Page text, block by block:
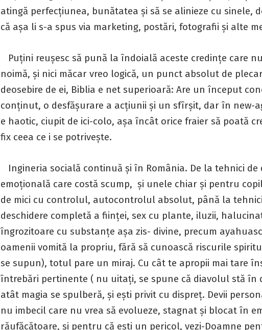
atingă perfecțiunea, bunătatea și să se alinieze cu sinele,
că așa li s-a spus via marketing, postări, fotografii și alte
Puțini reușesc să pună la îndoială aceste credințe care
noimă, și nici măcar vreo logică, un punct absolut de
deosebire de ei, Biblia e net superioară: Are un început
conținut, o desfășurare a acțiunii și un sfîrșit, dar în new-
e haotic, ciupit de ici-colo, așa încât orice fraier să poată
fix ceea ce i se potrivește.
Ingineria socială continuă și în România. De la tehnici de
emoțională care costă scump, și unele chiar și pentru
de mici cu controlul, autocontrolul absolut, până la
deschidere completă a ființei, sex cu plante, iluzii,
îngrozitoare cu substanțe așa zis- divine, precum
oamenii vomită la propriu, fără să cunoască riscurile
se supun), totul pare un miraj. Cu cât te apropii mai tare
întrebări pertinente ( nu uitați, se spune că diavolul stă în
atât magia se spulberă, și ești privit cu dispreț. Devii
nu imbecil care nu vrea să evolueze, stagnat și blocat în
răufăcătoare, și pentru că ești un pericol, vezi-Doamne